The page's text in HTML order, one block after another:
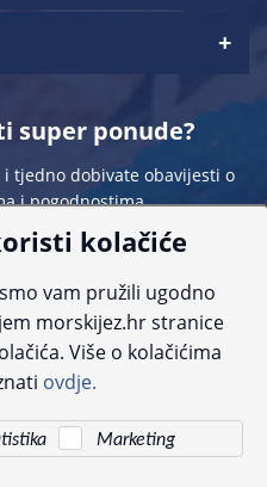
super ponude?
tjedno dobivate obavijesti o
i pogodnostima
osigurati što preciznije
ne možemo garantirati potpunu
231 761ili e-maila:info@morskijez.hr
kolačiće
vam pružili ugodno
morskijez.hr stranice
Više o kolačićima
ovdje.
Marketing